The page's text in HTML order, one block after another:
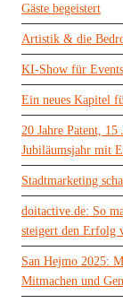
Gäste begeistert
Artistik & die
KI-Show für
Ein neues Kapitel
20 Jahre Patent,
Jubiläumsjahr mit
Stadtmarketing
doitactive.de: So
steigert den Erfolg
San Hejmo 2025:
Mitmachen und